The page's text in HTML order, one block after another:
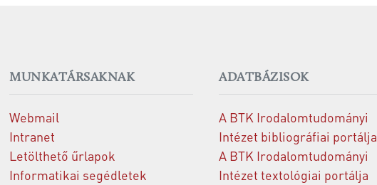
MUNKATÁRSAKNAK
Webmail
Intranet
Letölthető űrlapok
Informatikai segédletek
ADATBÁZISOK
A BTK Irodalomtudományi
Intézet bibliográfiai portálja
A BTK Irodalomtudományi
Intézet textológiai portálja